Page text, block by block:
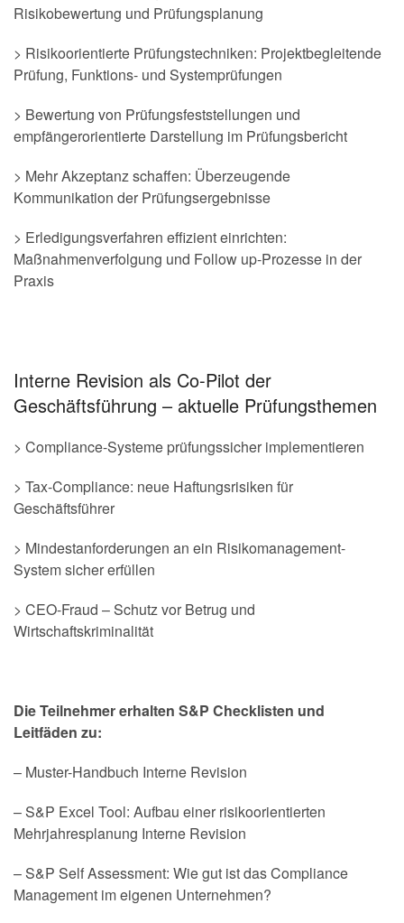
Risikobewertung und Prüfungsplanung
> Risikoorientierte Prüfungstechniken: Projektbegleitende
Prüfung, Funktions- und Systemprüfungen
> Bewertung von Prüfungsfeststellungen und
empfängerorientierte Darstellung im Prüfungsbericht
> Mehr Akzeptanz schaffen: Überzeugende
Kommunikation der Prüfungsergebnisse
> Erledigungsverfahren effizient einrichten:
Maßnahmenverfolgung und Follow up-Prozesse in der
Praxis
Interne Revision als Co-Pilot der
Geschäftsführung – aktuelle Prüfungsthemen
> Compliance-Systeme prüfungssicher implementieren
> Tax-Compliance: neue Haftungsrisiken für
Geschäftsführer
> Mindestanforderungen an ein Risikomanagement-
System sicher erfüllen
> CEO-Fraud – Schutz vor Betrug und
Wirtschaftskriminalität
Die Teilnehmer erhalten S&P Checklisten und
Leitfäden zu:
– Muster-Handbuch Interne Revision
– S&P Excel Tool: Aufbau einer risikoorientierten
Mehrjahresplanung Interne Revision
– S&P Self Assessment: Wie gut ist das Compliance
Management im eigenen Unternehmen?